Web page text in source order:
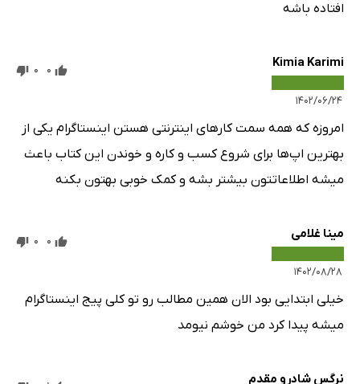
اقدامات عملی
فصل 6: برنامه تولید محتوای خود را ایجاد کنید
چارچوب مرحله اول: مضامین خود را روشن کنید
چارچوب مرحله دوم: سبک تصویری خود را واضح کنید
چارچوب مرحله سوم: روش انتشار خود را انتخاب کنید
روش‌های انتشار اینستاگرام
شروع طرح محتوا
فقط بپرسید، "لئوناردو چه می‌کرد؟"
سبک‌های عکس
افتاده باشه
Kimia Karimi
۱۴۰۲/۰۶/۲۴
0
0
امروزه که همه سمت کارهای اینترنتی هستن اینستاگرام یکی از
بهترین اپ‌ها برای شروع کسب و کاره و خوندن این کتاب باعث
میشه اطلاعاتتون بیشتر بشه و کمک خوبی بهتون بکنه
مینا غلامی
۱۴۰۲/۰۸/۲۸
0
0
خیلی ابتدایی بود الان همین مطالب رو تو کلی پیج اینستاگرام
میشه پیدا کرد من خوشم نیومد
نرگس شادرو مقدم